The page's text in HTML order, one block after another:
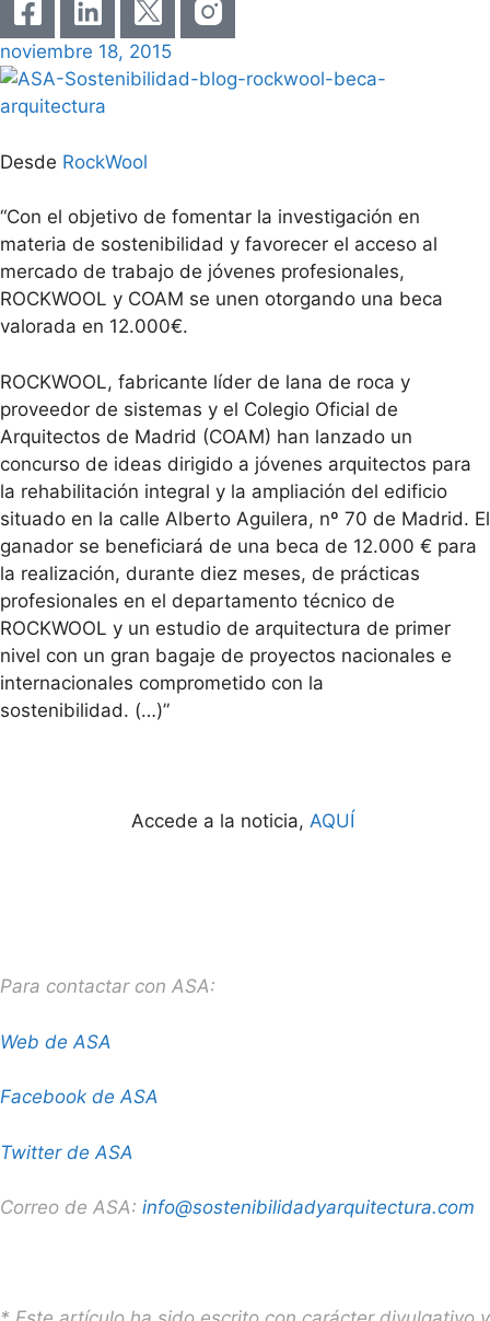
noviembre 18, 2015
Desde RockWool
“Con el objetivo de fomentar la investigación en
materia de sostenibilidad y favorecer el acceso al
mercado de trabajo de jóvenes profesionales,
ROCKWOOL y COAM se unen otorgando una beca
valorada en 12.000€.
ROCKWOOL, fabricante líder de lana de roca y
proveedor de sistemas y el Colegio Oficial de
Arquitectos de Madrid (COAM) han lanzado un
concurso de ideas dirigido a jóvenes arquitectos para
la rehabilitación integral y la ampliación del edificio
situado en la calle Alberto Aguilera, nº 70 de Madrid. El
ganador se beneficiará de una beca de 12.000 € para
la realización, durante diez meses, de prácticas
profesionales en el departamento técnico de
ROCKWOOL y un estudio de arquitectura de primer
nivel con un gran bagaje de proyectos nacionales e
internacionales comprometido con la
sostenibilidad. (…)”
Accede a la noticia, AQUÍ
Para contactar con ASA:
Web de ASA
Facebook de ASA
Twitter de ASA
Correo de ASA: info@sostenibilidadyarquitectura.com